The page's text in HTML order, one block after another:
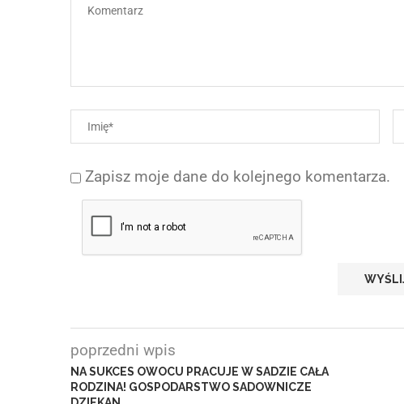
Zapisz moje dane do kolejnego komentarza.
poprzedni wpis
NA SUKCES OWOCU PRACUJE W SADZIE CAŁA
RODZINA! GOSPODARSTWO SADOWNICZE